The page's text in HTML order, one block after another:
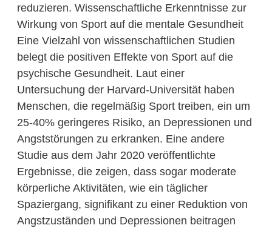
reduzieren. Wissenschaftliche Erkenntnisse zur
Wirkung von Sport auf die mentale Gesundheit
Eine Vielzahl von wissenschaftlichen Studien
belegt die positiven Effekte von Sport auf die
psychische Gesundheit. Laut einer
Untersuchung der Harvard-Universität haben
Menschen, die regelmäßig Sport treiben, ein um
25-40% geringeres Risiko, an Depressionen und
Angststörungen zu erkranken. Eine andere
Studie aus dem Jahr 2020 veröffentlichte
Ergebnisse, die zeigen, dass sogar moderate
körperliche Aktivitäten, wie ein täglicher
Spaziergang, signifikant zu einer Reduktion von
Angstzuständen und Depressionen beitragen